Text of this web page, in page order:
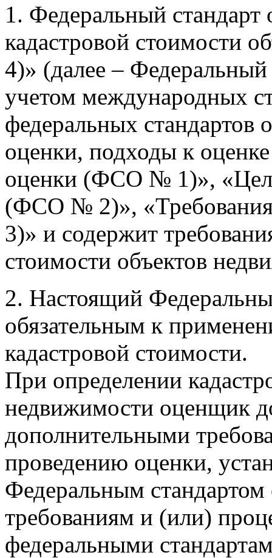
1. Федеральный
кадастровой стоимости
4)» (далее – Федеральный
учетом международных
федеральных
оценки, подходы к
оценки (ФСО № 1)»,
(ФСО № 2)»,
3)» и содержит
стоимости объектов
2. Настоящий
обязательным к
кадастровой стоимости.
При определении
недвижимости оценщик
дополнительными
проведению оценки,
Федеральным
требованиям и (или)
федеральными